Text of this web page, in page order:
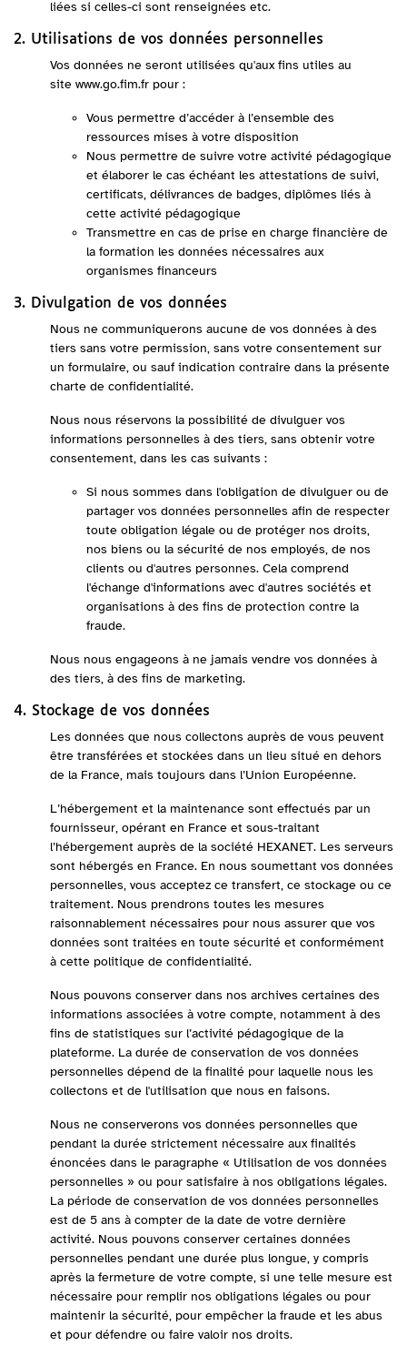
liées si celles-ci sont renseignées etc.
2. Utilisations de vos données personnelles
Vos données ne seront utilisées qu'aux fins utiles au
site www.go.fim.fr pour :
Vous permettre d’accéder à l’ensemble des
ressources mises à votre disposition
Nous permettre de suivre votre activité pédagogique
et élaborer le cas échéant les attestations de suivi,
certificats, délivrances de badges, diplômes liés à
cette activité pédagogique
Transmettre en cas de prise en charge financière de
la formation les données nécessaires aux
organismes financeurs
3. Divulgation de vos données
Nous ne communiquerons aucune de vos données à des
tiers sans votre permission, sans votre consentement sur
un formulaire, ou sauf indication contraire dans la présente
charte de confidentialité.
Nous nous réservons la possibilité de divulguer vos
informations personnelles à des tiers, sans obtenir votre
consentement, dans les cas suivants :
Si nous sommes dans l'obligation de divulguer ou de
partager vos données personnelles afin de respecter
toute obligation légale ou de protéger nos droits,
nos biens ou la sécurité de nos employés, de nos
clients ou d'autres personnes. Cela comprend
l'échange d'informations avec d'autres sociétés et
organisations à des fins de protection contre la
fraude.
Nous nous engageons à ne jamais vendre vos données à
des tiers, à des fins de marketing.
4. Stockage de vos données
Les données que nous collectons auprès de vous peuvent
être transférées et stockées dans un lieu situé en dehors
de la France, mais toujours dans l’Union Européenne.
L’hébergement et la maintenance sont effectués par un
fournisseur, opérant en France et sous-traitant
l’hébergement auprès de la société HEXANET. Les serveurs
sont hébergés en France. En nous soumettant vos données
personnelles, vous acceptez ce transfert, ce stockage ou ce
traitement. Nous prendrons toutes les mesures
raisonnablement nécessaires pour nous assurer que vos
données sont traitées en toute sécurité et conformément
à cette politique de confidentialité.
Nous pouvons conserver dans nos archives certaines des
informations associées à votre compte, notamment à des
fins de statistiques sur l’activité pédagogique de la
plateforme. La durée de conservation de vos données
personnelles dépend de la finalité pour laquelle nous les
collectons et de l'utilisation que nous en faisons.
Nous ne conserverons vos données personnelles que
pendant la durée strictement nécessaire aux finalités
énoncées dans le paragraphe « Utilisation de vos données
personnelles » ou pour satisfaire à nos obligations légales.
La période de conservation de vos données personnelles
est de 5 ans à compter de la date de votre dernière
activité. Nous pouvons conserver certaines données
personnelles pendant une durée plus longue, y compris
après la fermeture de votre compte, si une telle mesure est
nécessaire pour remplir nos obligations légales ou pour
maintenir la sécurité, pour empêcher la fraude et les abus
et pour défendre ou faire valoir nos droits.